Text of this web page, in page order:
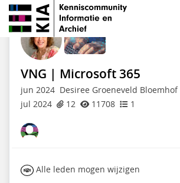
VNG | Grip op Informatie
VNG | Microsoft 365
jun 2024 Desiree Groeneveld Bloemhof
jul 2024
12 11708 1
Alle leden mogen wijzigen